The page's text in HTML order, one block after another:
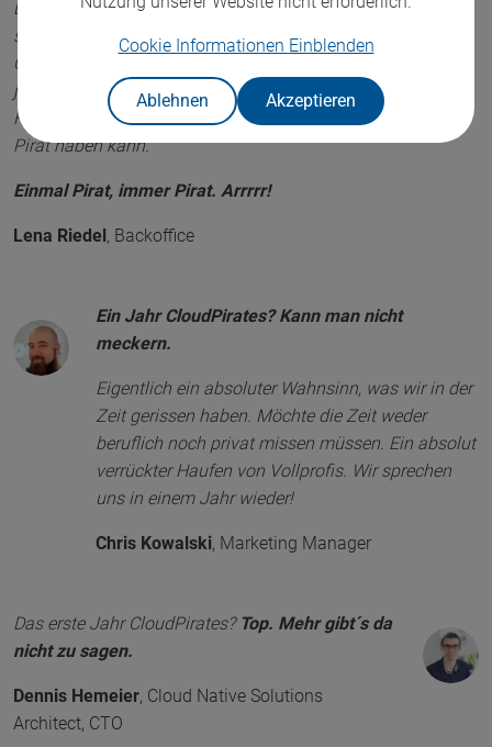
Cookie Informationen Einblenden
Ablehnen Akzeptieren
Denn nicht nur die Crew wächst mit der Zeit,
sondern auch jeder Einzelne von uns. Die
CloudPiraten, unsere gemeinsamen Ziele und
jeder einzelne Tag, den wir gemeinsam Hand in
Hand meistern, ist der größte Schatz, den man als
Pirat haben kann.
Einmal Pirat, immer Pirat. Arrrrr!
Lena Riedel , Backoffice
Ein Jahr CloudPirates? Kann man nicht
meckern.
Eigentlich ein absoluter Wahnsinn, was wir in der
Zeit gerissen haben. Möchte die Zeit weder
beruflich noch privat missen müssen. Ein absolut
verrückter Haufen von Vollprofis. Wir sprechen
uns in einem Jahr wieder!
Chris Kowalski, Marketing Manager
Das erste Jahr CloudPirates? Top. Mehr gibt´s da
nicht zu sagen.
Dennis Hemeier, Cloud Native Solutions
Architect, CTO